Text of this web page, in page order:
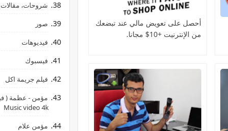
أحصل على تعويض مالي عند تبضعك
من الإنترنيت +10$ مجانا.
شروحات، مقالات
صور
فيديوهات
فيسبوك
فيلم جريمة اكل
Music video 4k
مؤمن علام